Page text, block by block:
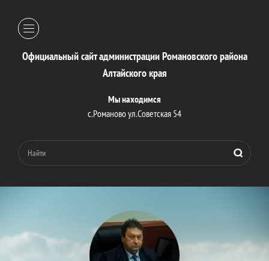
Официальный сайт администрации Романовского района
Алтайского края
Мы находимся
с.Романово ул.Советская 54